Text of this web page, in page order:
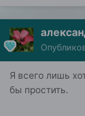
Я всего лишь
бы простить.